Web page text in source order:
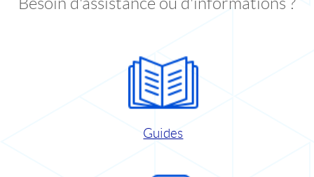
Besoin d'assistance ou d'informations ?
Guides